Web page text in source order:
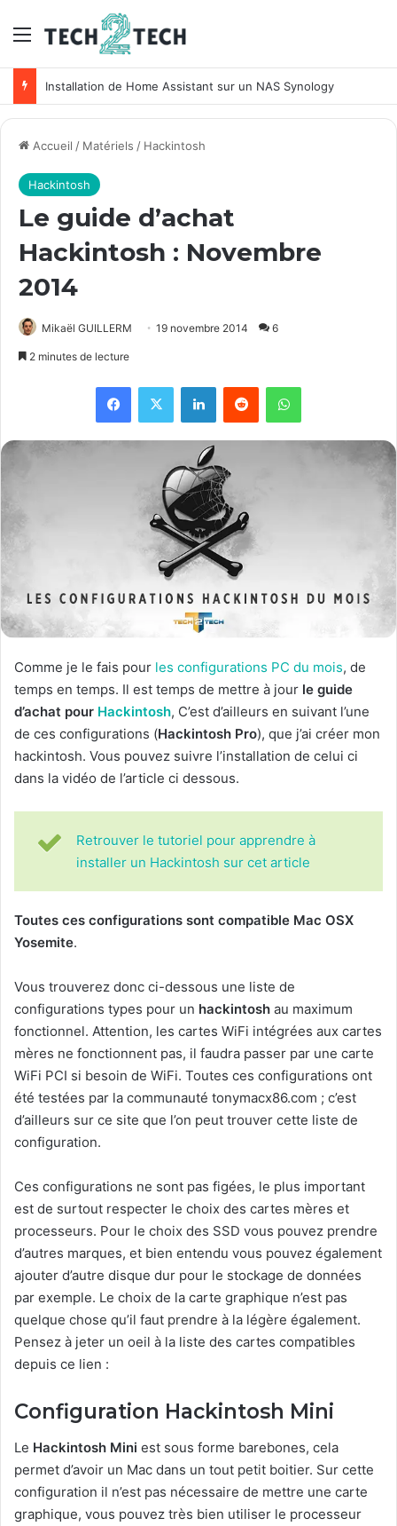
Menu
Installation de Home Assistant sur un NAS Synology
Accueil / Matériels / Hackintosh
Hackintosh
Le guide d’achat
Hackintosh : Novembre
2014
Mikaël GUILLERM 19 novembre 2014 6
2 minutes de lecture
Comme je le fais pour les configurations PC du mois, de
temps en temps. Il est temps de mettre à jour le guide
d’achat pour Hackintosh, C’est d’ailleurs en suivant l’une
de ces configurations (Hackintosh Pro), que j’ai créer mon
hackintosh. Vous pouvez suivre l’installation de celui ci
dans la vidéo de l’article ci dessous.
Retrouver le tutoriel pour apprendre à
installer un Hackintosh sur cet article
Toutes ces configurations sont compatible Mac OSX
Yosemite.
Vous trouverez donc ci-dessous une liste de
configurations types pour un hackintosh au maximum
fonctionnel. Attention, les cartes WiFi intégrées aux cartes
mères ne fonctionnent pas, il faudra passer par une carte
WiFi PCI si besoin de WiFi. Toutes ces configurations ont
été testées par la communauté tonymacx86.com ; c’est
d’ailleurs sur ce site que l’on peut trouver cette liste de
configuration.
Ces configurations ne sont pas figées, le plus important
est de surtout respecter le choix des cartes mères et
processeurs. Pour le choix des SSD vous pouvez prendre
d’autres marques, et bien entendu vous pouvez également
ajouter d’autre disque dur pour le stockage de données
par exemple. Le choix de la carte graphique n’est pas
quelque chose qu’il faut prendre à la légère également.
Pensez à jeter un oeil à la liste des cartes compatibles
depuis ce lien :
Configuration Hackintosh Mini
Le Hackintosh Mini est sous forme barebones, cela
permet d’avoir un Mac dans un tout petit boitier. Sur cette
configuration il n’est pas nécessaire de mettre une carte
graphique, vous pouvez très bien utiliser le processeur